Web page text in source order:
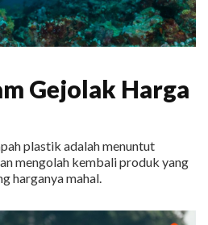
Gejolak Harga
plastik adalah menuntut
mengolah kembali produk yang
harganya mahal.